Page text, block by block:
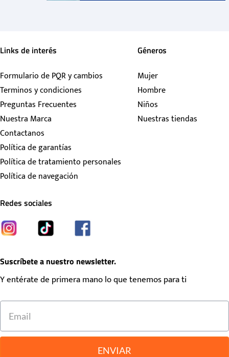
Links de interés
Formulario de PQR y cambios
Terminos y condiciones
Preguntas Frecuentes
Nuestra Marca
Contactanos
Política de garantías
Política de tratamiento personales
Política de navegación
Géneros
Mujer
Hombre
Niños
Nuestras tiendas
Redes sociales
Suscríbete a nuestro newsletter.
Y entérate de primera mano lo que tenemos para ti
ENVIAR